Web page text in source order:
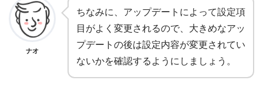
ナオ
ちなみに、アップデートによって設定項
目がよく変更されるので、大きめなアッ
プデートの後は設定内容が変更されてい
ないかを確認するようにしましょう。